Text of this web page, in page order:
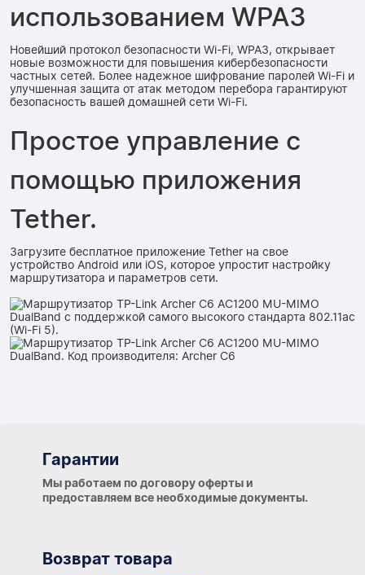
использованием WPA3
Новейший протокол безопасности Wi-Fi, WPA3, открывает
новые возможности для повышения кибербезопасности
частных сетей. Более надежное шифрование паролей Wi-Fi и
улучшенная защита от атак методом перебора гарантируют
безопасность вашей домашней сети Wi-Fi.
Простое управление с
помощью приложения
Tether.
Загрузите бесплатное приложение Tether на свое
устройство Android или iOS, которое упростит настройку
маршрутизатора и параметров сети.
Гарантии
Мы работаем по договору оферты и
предоставляем все необходимые документы.
Возврат товара